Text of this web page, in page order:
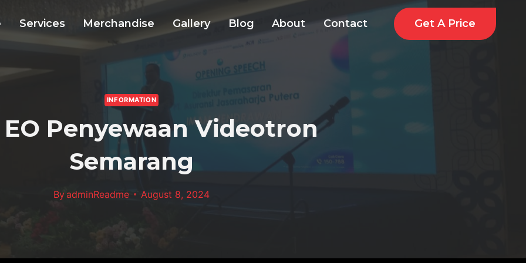
Services Merchandise Gallery Blog About Contact Get A Price
INFORMATION
EO Penyewaan Videotron
Semarang
ByadminReadme August 8, 2024